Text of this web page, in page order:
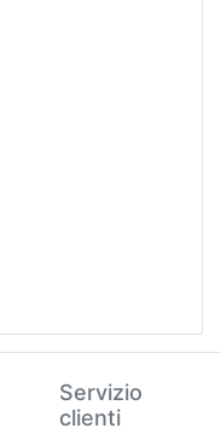
Servizio
clienti